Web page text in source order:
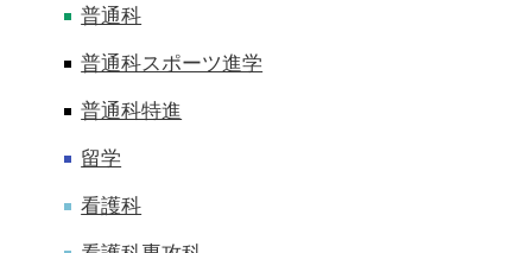
普通科
普通科スポーツ進学
普通科特進
留学
看護科